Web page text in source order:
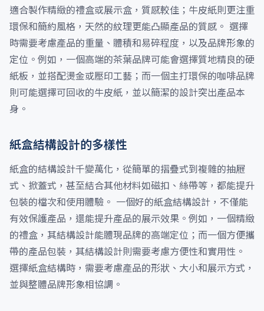
適合製作精緻的禮盒或展示盒，質感較佳；牛皮紙則更注重
環保和簡約風格，天然的紋理更能凸顯產品的質感。 選擇
時需要考慮產品的重量、體積和易碎程度，以及品牌形象的
定位。例如，一個高端的茶葉品牌可能會選擇質地精良的硬
紙板，並搭配燙金或壓印工藝；而一個主打環保的咖啡品牌
則可能選擇可回收的牛皮紙，並以簡潔的設計突出產品本
身。
紙盒結構設計的多樣性
紙盒的結構設計千變萬化，從簡單的摺疊式到複雜的抽屜
式、掀蓋式，甚至結合其他材料如磁扣、絲帶等，都能提升
包裝的檔次和使用體驗。 一個好的紙盒結構設計，不僅能
有效保護產品，還能提升產品的展示效果。例如，一個精緻
的禮盒，其結構設計能體現品牌的高端定位；而一個方便攜
帶的產品包裝，其結構設計則需要考慮方便性和實用性。
選擇紙盒結構時，需要考慮產品的形狀、大小和展示方式，
並與整體品牌形象相協調。